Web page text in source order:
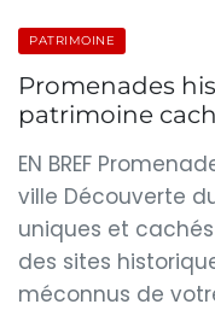
PATRIMOINE
Promenades
patrimoine
EN BREF
ville Découverte
uniques et
des sites
méconnus de